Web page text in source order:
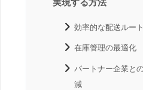
実現する方法
効率的な配送ルー
在庫管理の最適化
パートナー企業と
減